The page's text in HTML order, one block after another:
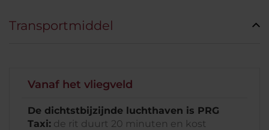
Transportmiddel
Vanaf het vliegveld
De dichtstbijzijnde luchthaven is PRG
Taxi: de rit duurt 20 minuten en kost